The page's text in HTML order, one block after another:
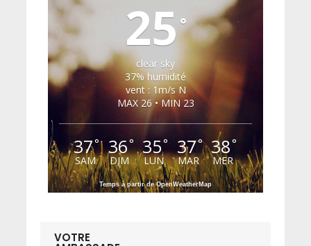
25°
clear sky
37% humidité
vent : 1m/s N
MAX 26 • MIN 23
37°
SAM
36°
DIM
35°
LUN
37°
MAR
38°
MER
Temps à partir de OpenWeatherMap
VOTRE